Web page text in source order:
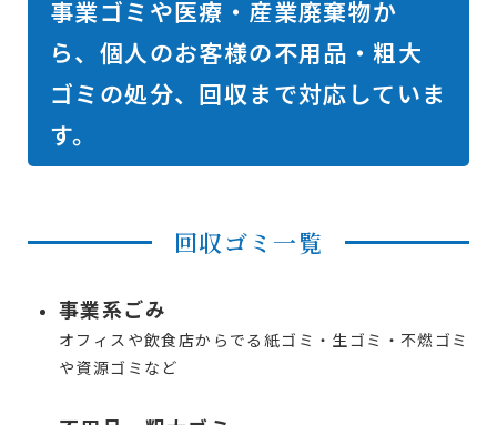
事業ゴミや医療・産業廃棄物か
ら、個人のお客様の不用品・粗大
ゴミの処分、回収まで対応していま
す。
回収ゴミ一覧
事業系ごみ
オフィスや飲食店からでる紙ゴミ・生ゴミ・不燃ゴミ
や資源ゴミなど